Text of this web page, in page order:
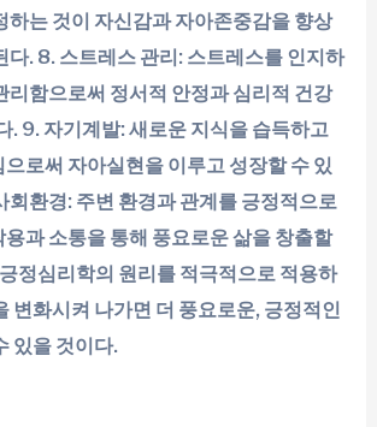
하는 것이 자신감과 자아존중감을 향상
다. 8. 스트레스 관리: 스트레스를 인지하
리함으로써 정서적 안정과 심리적 건강
. 9. 자기계발: 새로운 지식을 습득하고
로써 자아실현을 이루고 성장할 수 있
회환경: 주변 환경과 관계를 긍정적으로
과 소통을 통해 풍요로운 삶을 창출할
정심리학의 원리를 적극적으로 적용하
변화시켜 나가면 더 풍요로운, 긍정적인
있을 것이다.